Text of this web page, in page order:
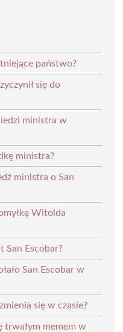
państwo?
się do
ministra w
ministra?
ministra o San
Witolda
San Escobar?
San Escobar w
się w czasie?
trwałym memem w